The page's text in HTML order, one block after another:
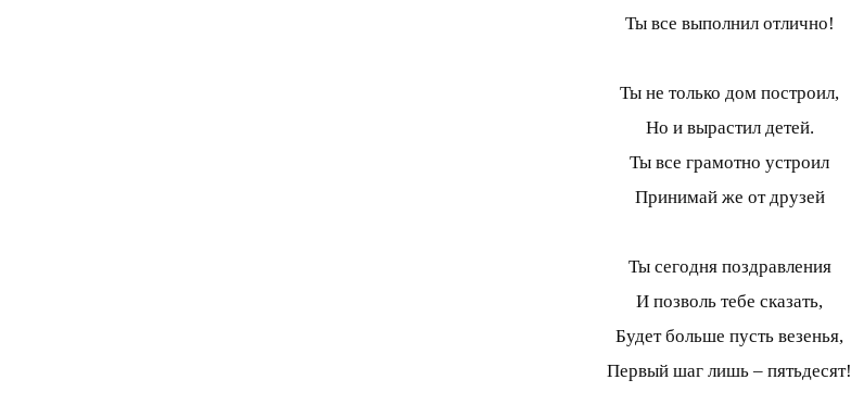
Ты все выполнил отлично!
Ты не только дом построил,
Но и вырастил детей.
Ты все грамотно устроил
Принимай же от друзей
Ты сегодня поздравления
И позволь тебе сказать,
Будет больше пусть везенья,
Первый шаг лишь – пятьдесят!